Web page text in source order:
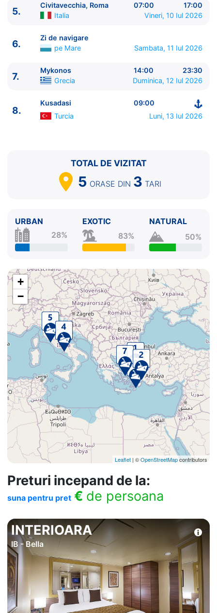
ITINERARIU
----------------------------------------
1. Kusadasi Turcia
Zi de navigare
0:00 - 0:00
4.
Napoli Italia 11:00 - 20:00
6.
Zi de navigare
0:00 - 0:00
7. Mykonos Grecia
5.
Civitavecchia, Roma 07:00
17:00
Italia
Vineri, 10 Iul 2026
6.
Zi de navigare
pe Mare
Sambata, 11 Iul 2026
7.
Mykonos 14:00
23:30
Grecia
Duminica, 12 Iul 2026
8.
Kusadasi
09:00
Turcia
Luni, 13 Iul 2026
TOTAL DE VIZITAT
5 ORASE DIN 3 TARI
URBAN
28%
EXOTIC
83%
NATURAL
50%
+
−
Leaflet | ©OpenStreetMapcontributors
Preturi incepand de la:
suna pentru pret € de persoana
INTERIOARA
IB - Bella